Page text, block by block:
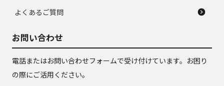
よくあるご質問
お問い合わせ
電話またはお問い合わせフォームで受け付けています。お困り
の際にご活用ください。